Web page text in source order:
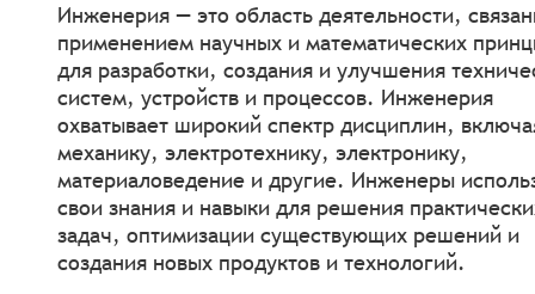
Инженерия — это область деятельности,
применением научных и математических
для разработки, создания и улучшения
систем, устройств и процессов. Инженерия
охватывает широкий спектр дисциплин,
механику, электротехнику, электронику,
материаловедение и другие. Инженеры
свои знания и навыки для решения
задач, оптимизации существующих решений и
создания новых продуктов и технологий.